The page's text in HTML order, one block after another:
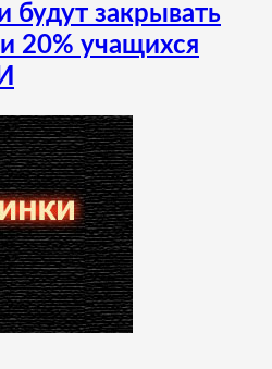
закрывать
20% учащихся